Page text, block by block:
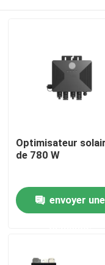
Vidéos
Optimisateur
de 780 W
envoyer une